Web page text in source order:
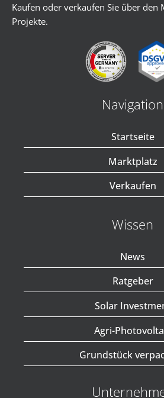
Kaufen oder verkaufen Sie über den
Projekte.
Navigation
Startseite
Marktplatz
Verkaufen
Wissen
News
Ratgeber
Solar
Agri-
Grundstück